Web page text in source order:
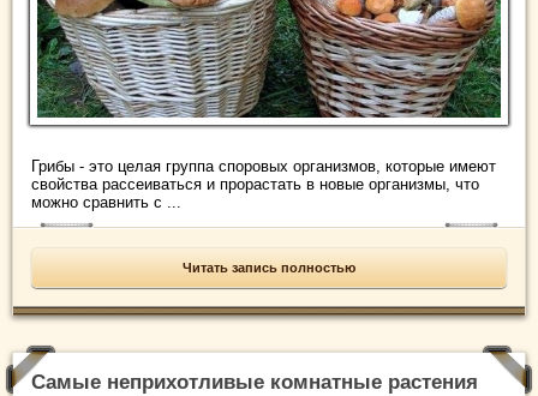
Грибы - это целая группа споровых организмов, которые имеют
свойства рассеиваться и прорастать в новые организмы, что
можно сравнить с ...
Читать запись полностью
Самые неприхотливые комнатные растения